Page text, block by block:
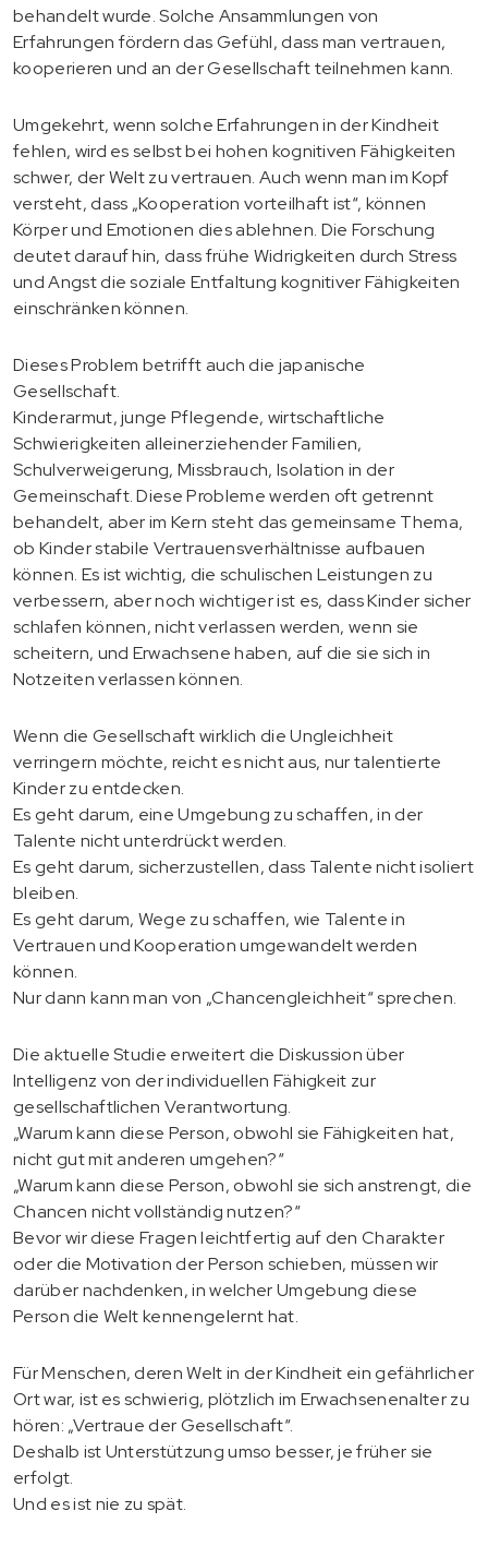
behandelt wurde. Solche Ansammlungen von
Erfahrungen fördern das Gefühl, dass man vertrauen,
kooperieren und an der Gesellschaft teilnehmen kann.
Umgekehrt, wenn solche Erfahrungen in der Kindheit
fehlen, wird es selbst bei hohen kognitiven Fähigkeiten
schwer, der Welt zu vertrauen. Auch wenn man im Kopf
versteht, dass „Kooperation vorteilhaft ist“, können
Körper und Emotionen dies ablehnen. Die Forschung
deutet darauf hin, dass frühe Widrigkeiten durch Stress
und Angst die soziale Entfaltung kognitiver Fähigkeiten
einschränken können.
Dieses Problem betrifft auch die japanische
Gesellschaft.
Kinderarmut, junge Pflegende, wirtschaftliche
Schwierigkeiten alleinerziehender Familien,
Schulverweigerung, Missbrauch, Isolation in der
Gemeinschaft. Diese Probleme werden oft getrennt
behandelt, aber im Kern steht das gemeinsame Thema,
ob Kinder stabile Vertrauensverhältnisse aufbauen
können. Es ist wichtig, die schulischen Leistungen zu
verbessern, aber noch wichtiger ist es, dass Kinder sicher
schlafen können, nicht verlassen werden, wenn sie
scheitern, und Erwachsene haben, auf die sie sich in
Notzeiten verlassen können.
Wenn die Gesellschaft wirklich die Ungleichheit
verringern möchte, reicht es nicht aus, nur talentierte
Kinder zu entdecken.
Es geht darum, eine Umgebung zu schaffen, in der
Talente nicht unterdrückt werden.
Es geht darum, sicherzustellen, dass Talente nicht isoliert
bleiben.
Es geht darum, Wege zu schaffen, wie Talente in
Vertrauen und Kooperation umgewandelt werden
können.
Nur dann kann man von „Chancengleichheit“ sprechen.
Die aktuelle Studie erweitert die Diskussion über
Intelligenz von der individuellen Fähigkeit zur
gesellschaftlichen Verantwortung.
„Warum kann diese Person, obwohl sie Fähigkeiten hat,
nicht gut mit anderen umgehen?“
„Warum kann diese Person, obwohl sie sich anstrengt, die
Chancen nicht vollständig nutzen?“
Bevor wir diese Fragen leichtfertig auf den Charakter
oder die Motivation der Person schieben, müssen wir
darüber nachdenken, in welcher Umgebung diese
Person die Welt kennengelernt hat.
Für Menschen, deren Welt in der Kindheit ein gefährlicher
Ort war, ist es schwierig, plötzlich im Erwachsenenalter zu
hören: „Vertraue der Gesellschaft“.
Deshalb ist Unterstützung umso besser, je früher sie
erfolgt.
Und es ist nie zu spät.